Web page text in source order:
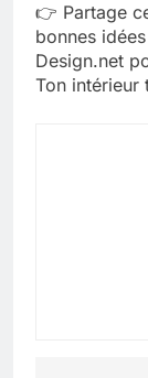
👉 Partage
bonnes
Design.net
Ton intérieur